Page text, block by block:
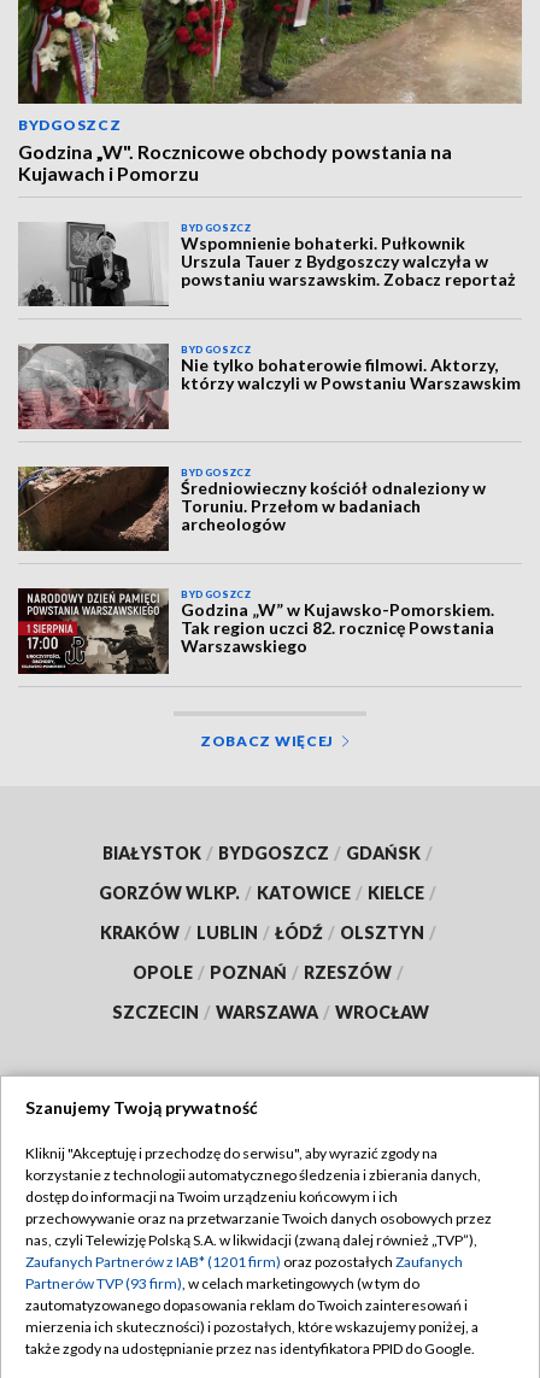
BYDGOSZCZ
Godzina „W". Rocznicowe obchody powstania na
Kujawach i Pomorzu
BYDGOSZCZ
Wspomnienie bohaterki. Pułkownik
Urszula Tauer z Bydgoszczy walczyła w
powstaniu warszawskim. Zobacz reportaż
BYDGOSZCZ
Nie tylko bohaterowie filmowi. Aktorzy,
którzy walczyli w Powstaniu Warszawskim
BYDGOSZCZ
Średniowieczny kościół odnaleziony w
Toruniu. Przełom w badaniach
archeologów
BYDGOSZCZ
Godzina „W” w Kujawsko-Pomorskiem.
Tak region uczci 82. rocznicę Powstania
Warszawskiego
ZOBACZ WIĘCEJ
BIAŁYSTOK / BYDGOSZCZ / GDAŃSK /
GORZÓW WLKP. / KATOWICE / KIELCE /
KRAKÓW / LUBLIN / ŁÓDŹ / OLSZTYN /
OPOLE / POZNAŃ / RZESZÓW /
SZCZECIN / WARSZAWA / WROCŁAW
TVP
Abonament TVP
Emisja w TVP
Centrum informacji TVP
Naziemna Telewizja Cyfrowa
Regulamin TVP
Polityka prywatności
Moje zgody
Pomoc
Szanujemy Twoją prywatność
Kliknij "Akceptuję i przechodzę do serwisu", aby wyrazić zgody na
korzystanie z technologii automatycznego śledzenia i zbierania danych,
dostęp do informacji na Twoim urządzeniu końcowym i ich
przechowywanie oraz na przetwarzanie Twoich danych osobowych przez
nas, czyli Telewizję Polską S.A. w likwidacji (zwaną dalej również „TVP”),
Zaufanych Partnerów z IAB* (1201 firm) oraz pozostałych Zaufanych
Partnerów TVP (93 firm), w celach marketingowych (w tym do
zautomatyzowanego dopasowania reklam do Twoich zainteresowań i
mierzenia ich skuteczności) i pozostałych, które wskazujemy poniżej, a
także zgody na udostępnianie przez nas identyfikatora PPID do Google.